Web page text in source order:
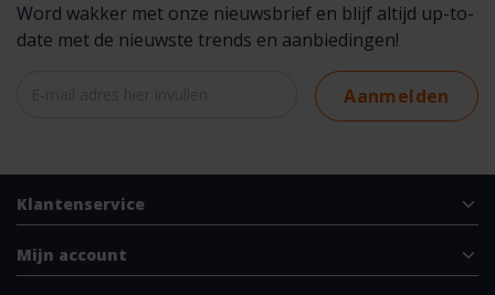
Word wakker met onze nieuwsbrief en blijf altijd up-to-
date met de nieuwste trends en aanbiedingen!
Aanmelden
Klantenservice
Mijn account